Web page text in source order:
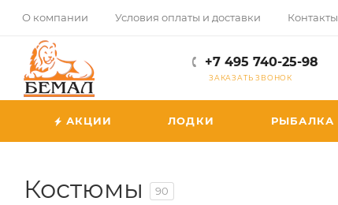
О компании Условия оплаты и доставки Контакты
+7 495 740-25-98
ЗАКАЗАТЬ ЗВОНОК
АКЦИИ ЛОДКИ РЫБАЛКА
Костюмы 90